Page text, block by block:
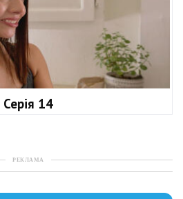
Серія 14
РЕКЛАМА